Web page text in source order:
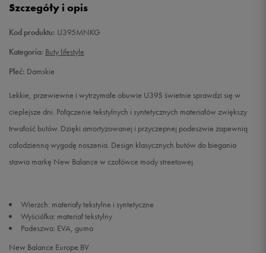
38 23,5 cm
39,5 24,5 cm Powiadom o dostępności
40 25 cm Powiadom o dostępności
Szczegóły i opis
Kod produktu: U395MNKG
Kategoria: Buty lifestyle
Płeć: Damskie
Lekkie, przewiewne i wytrzymałe obuwie U395 świetnie sprawdzi się w
cieplejsze dni. Połączenie tekstylnych i syntetycznych materiałów zwiększy
trwałość butów. Dzięki amortyzowanej i przyczepnej podeszwie zapewnią
całodzienną wygodę noszenia. Design klasycznych butów do biegania
stawia markę New Balance w czołówce mody streetowej.
Wierzch: materiały tekstylne i syntetyczne
Wyściółka: materiał tekstylny
Podeszwa: EVA, guma
New Balance Europe BV